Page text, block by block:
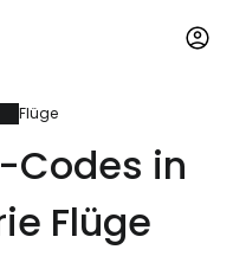
Flüge
Codes in
Flüge